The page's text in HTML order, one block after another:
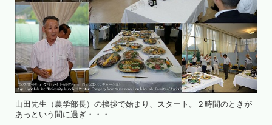
山田先生（農学部長）の挨拶で始まり、スタート。２時間のときが
あっという間に過ぎ・・・